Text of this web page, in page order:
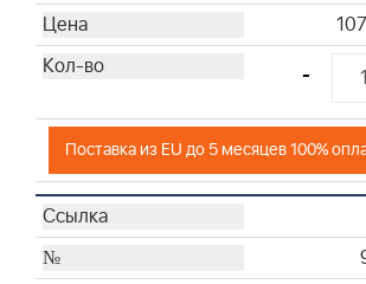
-
Поставка из EU до 5 месяцев 100%